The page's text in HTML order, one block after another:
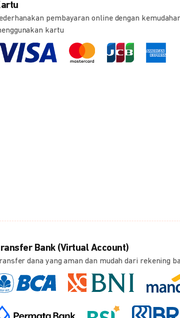
pembayaran online dengan
kartu
Bank (Virtual Account)
dana yang aman dan mudah dari rekening